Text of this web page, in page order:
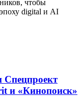
чтобы
digital и AI
Спецпроект
и «Кинопоиск»